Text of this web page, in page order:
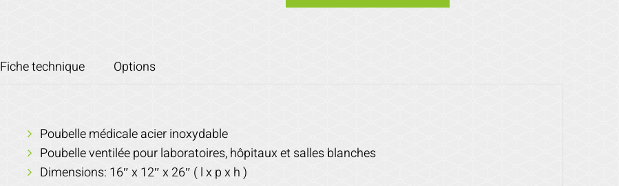
Fiche technique Options
Poubelle médicale acier inoxydable
Poubelle ventilée pour laboratoires, hôpitaux et salles blanches
Dimensions: 16″ x 12″ x 26″ ( l x p x h )